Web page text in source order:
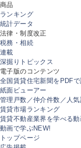
商品
ランキング
統計データ
法律・制度改正
税務・相続
連載
深掘りトピックス
電子版のコンテンツ
全国賃貸住宅新聞をPDFで
紙面ビューアー
管理戸数／仲介件数／人
賃貸市場ランキング
賃貸不動産業界を学べる動
動画で学ぶNEW!
トップページ